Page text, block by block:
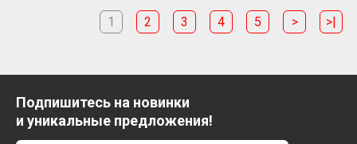
1 2 3 4 5 > >|
Подпишитесь на новинки
и уникальные предложения!